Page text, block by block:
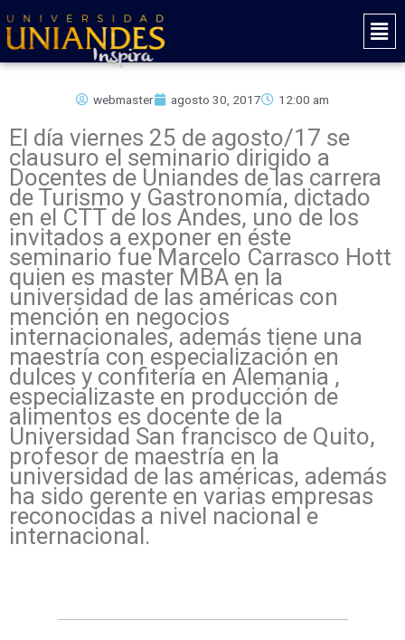
al
contenido
Main
webmaster agosto 30, 2017 12:00 am
El día viernes 25 de agosto/17 se
clausuro el seminario dirigido a
Docentes de Uniandes de las carrera
de Turismo y Gastronomía, dictado
en el CTT de los Andes, uno de los
invitados a exponer en éste
seminario fue Marcelo Carrasco Hott
quien es master MBA en la
universidad de las américas con
mención en negocios
internacionales, además tiene una
maestría con especialización en
dulces y confitería en Alemania ,
especializaste en producción de
alimentos es docente de la
Universidad San francisco de Quito,
profesor de maestría en la
universidad de las américas, además
ha sido gerente en varias empresas
reconocidas a nivel nacional e
internacional.